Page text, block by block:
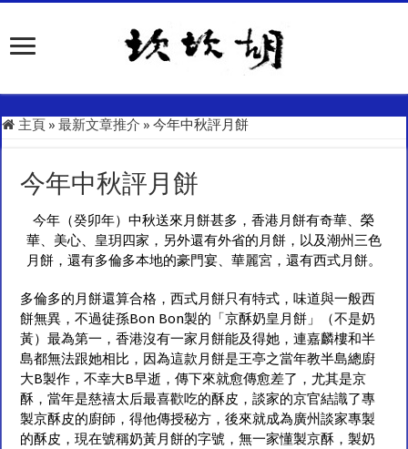
主頁 » 最新文章推介 » 今年中秋評月餅
今年中秋評月餅
今年（癸卯年）中秋送來月餅甚多，香港月餅有奇華、榮
華、美心、皇玥四家，另外還有外省的月餅，以及潮州三色
月餅，還有多倫多本地的豪門宴、華麗宮，還有西式月餅。
多倫多的月餅還算合格，西式月餅只有特式，味道與一般西
餅無異，不過徒孫Bon Bon製的「京酥奶皇月餅」（不是奶
黃）最為第一，香港沒有一家月餅能及得她，連嘉麟樓和半
島都無法跟她相比，因為這款月餅是王亭之當年教半島總廚
大B製作，不幸大B早逝，傳下來就愈傳愈差了，尤其是京
酥，當年是慈禧太后最喜歡吃的酥皮，談家的京官結識了專
製京酥皮的廚師，得他傳授秘方，後來就成為廣州談家專製
的酥皮，現在號稱奶黃月餅的字號，無一家懂製京酥，製奶